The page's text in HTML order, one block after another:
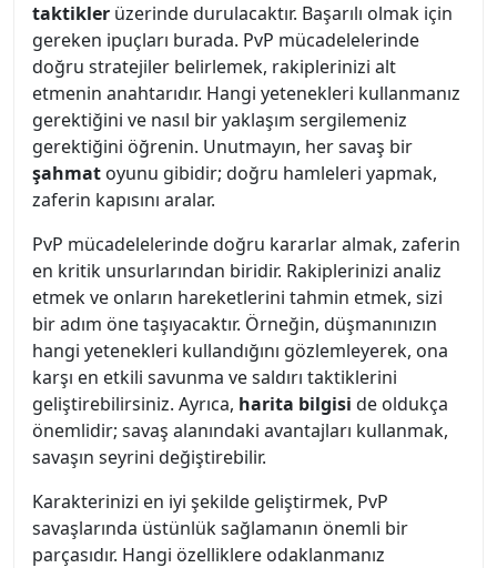
taktikler üzerinde durulacaktır. Başarılı olmak için
gereken ipuçları burada. PvP mücadelelerinde
doğru stratejiler belirlemek, rakiplerinizi alt
etmenin anahtarıdır. Hangi yetenekleri kullanmanız
gerektiğini ve nasıl bir yaklaşım sergilemeniz
gerektiğini öğrenin. Unutmayın, her savaş bir
şahmat oyunu gibidir; doğru hamleleri yapmak,
zaferin kapısını aralar.
PvP mücadelelerinde doğru kararlar almak, zaferin
en kritik unsurlarından biridir. Rakiplerinizi analiz
etmek ve onların hareketlerini tahmin etmek, sizi
bir adım öne taşıyacaktır. Örneğin, düşmanınızın
hangi yetenekleri kullandığını gözlemleyerek, ona
karşı en etkili savunma ve saldırı taktiklerini
geliştirebilirsiniz. Ayrıca, harita bilgisi de oldukça
önemlidir; savaş alanındaki avantajları kullanmak,
savaşın seyrini değiştirebilir.
Karakterinizi en iyi şekilde geliştirmek, PvP
savaşlarında üstünlük sağlamanın önemli bir
parçasıdır. Hangi özelliklere odaklanmanız